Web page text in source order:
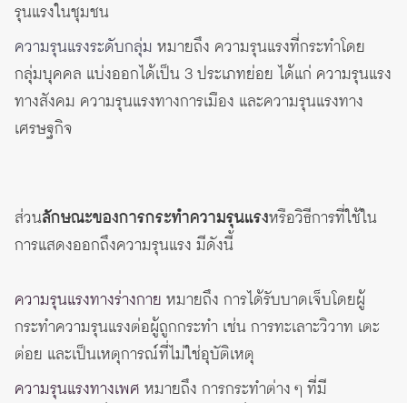
รุนแรงในชุมชน
ความรุนแรงระดับกลุ่ม หมายถึง ความรุนแรงที่กระทำโดย
กลุ่มบุคคล แบ่งออกได้เป็น 3 ประเภทย่อย ได้แก่ ความรุนแรง
ทางสังคม ความรุนแรงทางการเมือง และความรุนแรงทาง
เศรษฐกิจ
ส่วนลักษณะของการกระทำความรุนแรงหรือวิธีการที่ใช้ใน
การแสดงออกถึงความรุนแรง มีดังนี้
ความรุนแรงทางร่างกาย หมายถึง การได้รับบาดเจ็บโดยผู้
กระทำความรุนแรงต่อผู้ถูกกระทำ เช่น การทะเลาะวิวาท เตะ
ต่อย และเป็นเหตุการณ์ที่ไม่ใช่อุบัติเหตุ
ความรุนแรงทางเพศ หมายถึง การกระทำต่าง ๆ ที่มี